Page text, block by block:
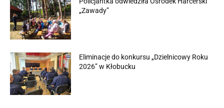
„Zawady”
Eliminacje do konkursu „Dzielnicowy Roku
2026” w Kłobucku